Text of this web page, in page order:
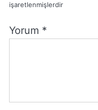
işaretlenmişlerdir
Yorum *